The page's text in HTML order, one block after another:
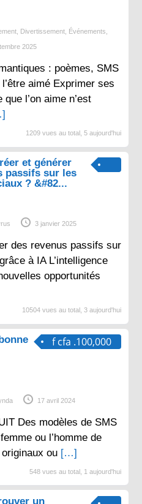
, Divertissement, Événements,
2025
: poèmes, SMS
aimé Exprimer ses
l’on aime n’est
1209 vues au total, 5 aujourd'hui
et générer
passifs sur les
? &#82...
3 janvier 2025
des revenus passifs sur
à IA L’intelligence
opportunités
10504 vues au total, 3 aujourd'hui
f cfa .100,000
17 avril 2024
Des modèles de SMS
ou l’homme de
ou […]
548 vues au total, 1 aujourd'hui
un